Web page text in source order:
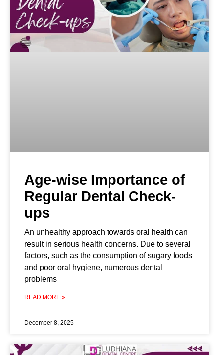
Age-wise Importance of
Regular Dental Check-
ups
An unhealthy approach towards oral health can
result in serious health concerns. Due to several
factors, such as the consumption of sugary foods
and poor oral hygiene, numerous dental
problems
READ MORE »
December 8, 2025